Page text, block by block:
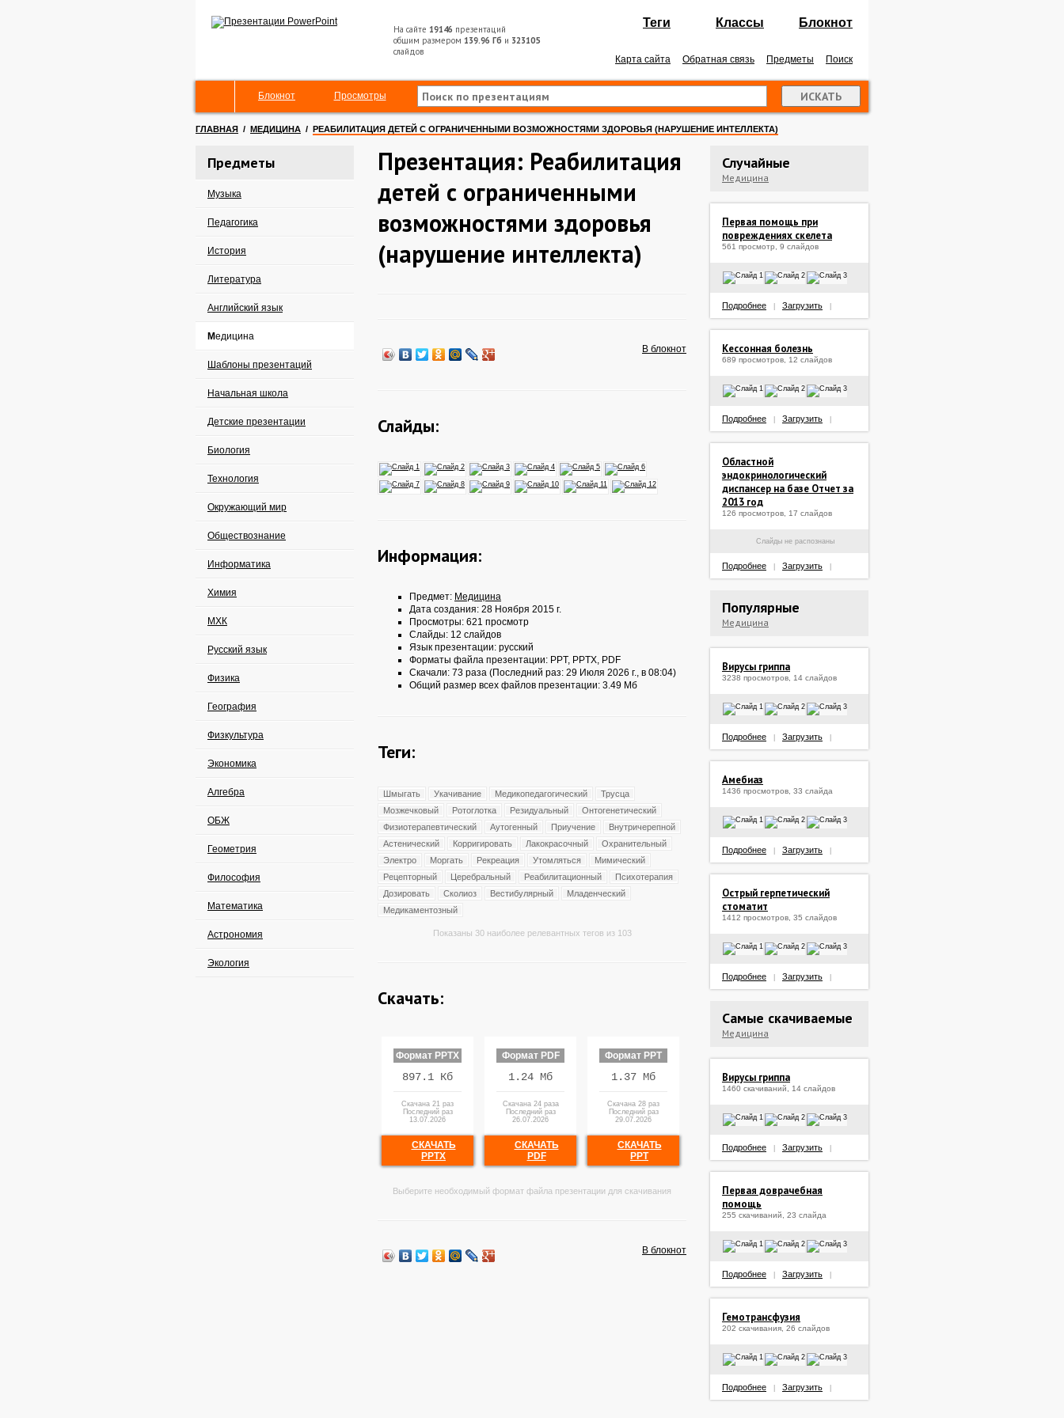
На сайте 19146 презентаций
общим размером 139.96 Гб и 323105
слайдов
Теги Классы Блокнот
Карта сайта Обратная связь Предметы Поиск
Блокнот Просмотры
ГЛАВНАЯ / МЕДИЦИНА / РЕАБИЛИТАЦИЯ ДЕТЕЙ С ОГРАНИЧЕННЫМИ ВОЗМОЖНОСТЯМИ ЗДОРОВЬЯ (НАРУШЕНИЕ ИНТЕЛЛЕКТА)
Предметы
Музыка
Педагогика
История
Литература
Английский язык
Медицина
Шаблоны презентаций
Начальная школа
Детские презентации
Биология
Технология
Окружающий мир
Обществознание
Информатика
Химия
МХК
Русский язык
Физика
География
Физкультура
Экономика
Алгебра
ОБЖ
Геометрия
Философия
Математика
Астрономия
Экология
Презентация: Реабилитация
детей с ограниченными
возможностями здоровья
(нарушение интеллекта)
В блокнот
Слайды:
Информация:
Предмет: Медицина
Дата создания: 28 Ноября 2015 г.
Просмотры: 621 просмотр
Слайды: 12 слайдов
Язык презентации: русский
Форматы файла презентации: PPT, PPTX, PDF
Скачали: 73 раза (Последний раз: 29 Июля 2026 г., в 08:04)
Общий размер всех файлов презентации: 3.49 Мб
Теги:
Шмыгать Укачивание Медикопедагогический
Трусца
Мозжечковый
Ротоглотка Резидуальный
Онтогенетический
Физиотерапевтический
Аутогенный Приучение
Внутричерепной
Астенический
Корригировать Лакокрасочный
Охранительный
Электро
Моргать Рекреация Утомляться
Мимический
Рецепторный
Церебральный Реабилитационный
Психотерапия
Дозировать
Сколиоз Вестибулярный
Младенческий
Медикаментозный
Показаны 30 наиболее релевантных тегов из 103
Скачать:
Формат PPTX
897.1 Кб
Скачана 21 раз
Последний раз
13.07.2026
СКАЧАТЬ
PPTX
Формат PDF
1.24 Мб
Скачана 24 раза
Последний раз
26.07.2026
СКАЧАТЬ
PDF
Формат PPT
1.37 Мб
Скачана 28 раз
Последний раз
29.07.2026
СКАЧАТЬ
PPT
Выберите необходимый формат файла презентации для скачивания
В блокнот
Случайные
Медицина
Первая помощь при
повреждениях скелета
561 просмотр, 9 слайдов
Подробнее Загрузить
Кессонная болезнь
689 просмотров, 12 слайдов
Подробнее Загрузить
Областной
эндокринологический
диспансер на базе Отчет за
2013 год
126 просмотров, 17 слайдов
Слайды не распознаны
Подробнее Загрузить
Популярные
Медицина
Вирусы гриппа
3238 просмотров, 14 слайдов
Подробнее Загрузить
Амебиаз
1436 просмотров, 33 слайда
Подробнее Загрузить
Острый герпетический
стоматит
1412 просмотров, 35 слайдов
Подробнее Загрузить
Самые скачиваемые
Медицина
Вирусы гриппа
1460 скачиваний, 14 слайдов
Подробнее Загрузить
Первая доврачебная
помощь
255 скачиваний, 23 слайда
Подробнее Загрузить
Гемотрансфузия
202 скачивания, 26 слайдов
Подробнее Загрузить